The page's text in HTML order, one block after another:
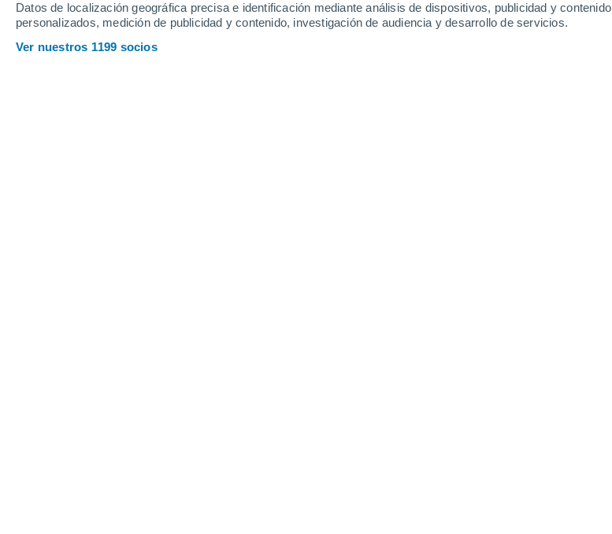
Datos de localización geográfica precisa e identificación mediante análisis de dispositivos, publicidad y contenido
personalizados, medición de publicidad y contenido, investigación de audiencia y desarrollo de servicios.
Ver nuestros 1199 socios